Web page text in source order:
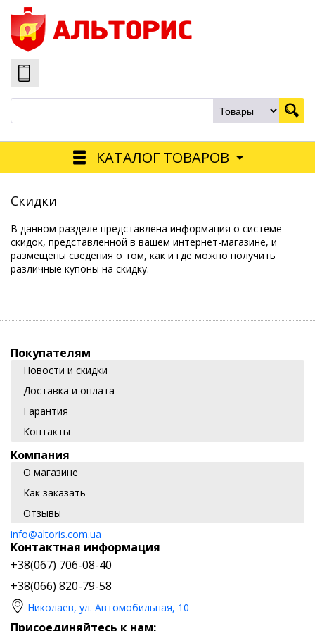
КАТАЛОГ ТОВАРОВ
Скидки
В данном разделе представлена информация о системе
скидок, представленной в вашем интернет-магазине, и
размещены сведения о том, как и где можно получить
различные купоны на скидку.
Покупателям
Новости и скидки
Доставка и оплата
Гарантия
Контакты
Компания
О магазине
Как заказать
Отзывы
info@altoris.com.ua
Контактная информация
+38(067) 706-08-40
+38(066) 820-79-58
Николаев, ул. Автомобильная, 10
Присоединяйтесь к нам: